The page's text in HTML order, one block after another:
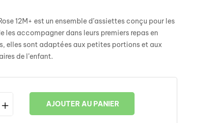
12M+ est un ensemble d’assiettes conçu pour les
les accompagner dans leurs premiers repas en
elles sont adaptées aux petites portions et aux
de l’enfant.
AJOUTER AU PANIER